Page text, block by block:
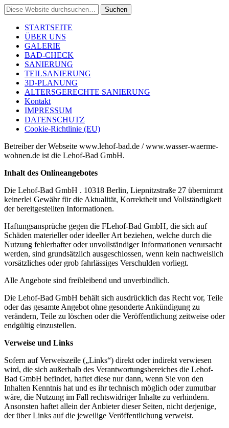
STARTSEITE
ÜBER UNS
GALERIE
BAD-CHECK
SANIERUNG
TEILSANIERUNG
3D-PLANUNG
ALTERSGERECHTE SANIERUNG
Kontakt
IMPRESSUM
DATENSCHUTZ
Cookie-Richtlinie (EU)
Betreiber der Webseite www.lehof-bad.de / www.wasser-waerme-
wohnen.de ist die Lehof-Bad GmbH.
Inhalt des Onlineangebotes
Die Lehof-Bad GmbH . 10318 Berlin, Liepnitzstraße 27 übernimmt
keinerlei Gewähr für die Aktualität, Korrektheit und Vollständigkeit
der bereitgestellten Informationen.
Haftungsansprüche gegen die FLehof-Bad GmbH, die sich auf
Schäden materieller oder ideeller Art beziehen, welche durch die
Nutzung fehlerhafter oder unvollständiger Informationen verursacht
werden, sind grundsätzlich ausgeschlossen, wenn kein nachweislich
vorsätzliches oder grob fahrlässiges Verschulden vorliegt.
Alle Angebote sind freibleibend und unverbindlich.
Die Lehof-Bad GmbH behält sich ausdrücklich das Recht vor, Teile
oder das gesamte Angebot ohne gesonderte Ankündigung zu
verändern, Teile zu löschen oder die Veröffentlichung zeitweise oder
endgültig einzustellen.
Verweise und Links
Sofern auf Verweiszeile („Links“) direkt oder indirekt verwiesen
wird, die sich außerhalb des Verantwortungsbereiches die Lehof-
Bad GmbH befindet, haftet diese nur dann, wenn Sie von den
Inhalten Kenntnis hat und es ihr technisch möglich oder zumutbar
wäre, die Nutzung im Fall rechtswidriger Inhalte zu verhindern.
Ansonsten haftet allein der Anbieter dieser Seiten, nicht derjenige,
der über Links auf die jeweilige Veröffentlichung verweist.